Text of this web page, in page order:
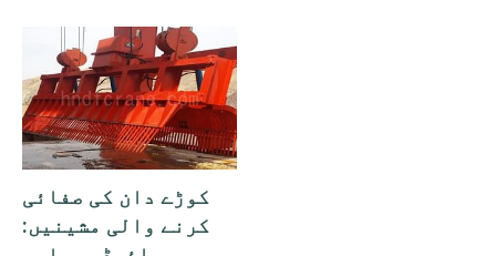
بلک کھاد کو پکڑنے
کے لیے استعمال
ہوتا ہے۔
کوڑے دان کی صفائی
کرنے والی مشینیں: